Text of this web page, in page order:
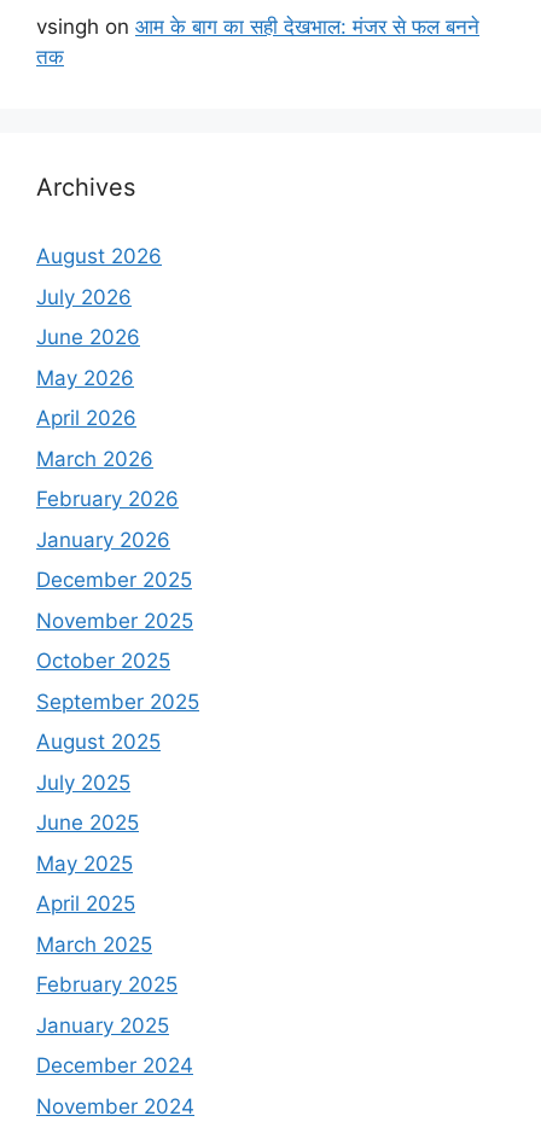
vsingh on आम के बाग का सही देखभाल: मंजर से फल बनने
तक
Archives
August 2026
July 2026
June 2026
May 2026
April 2026
March 2026
February 2026
January 2026
December 2025
November 2025
October 2025
September 2025
August 2025
July 2025
June 2025
May 2025
April 2025
March 2025
February 2025
January 2025
December 2024
November 2024